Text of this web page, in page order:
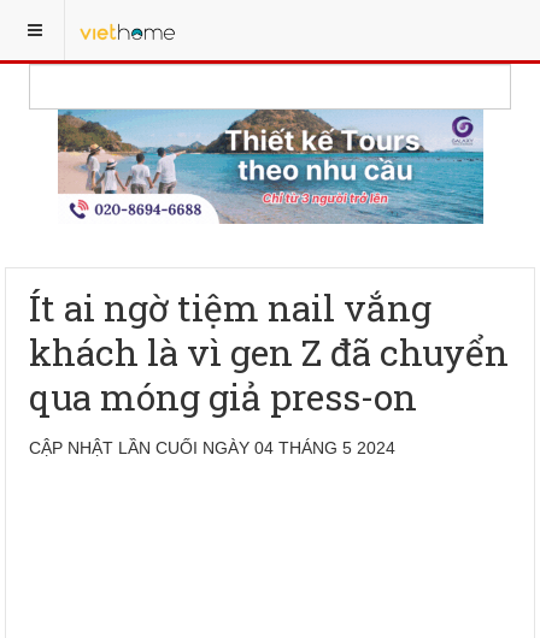
Ít ai ngờ tiệm nail vắng
khách là vì gen Z đã chuyển
qua móng giả press-on
CẬP NHẬT LẦN CUỐI NGÀY 04 THÁNG 5 2024